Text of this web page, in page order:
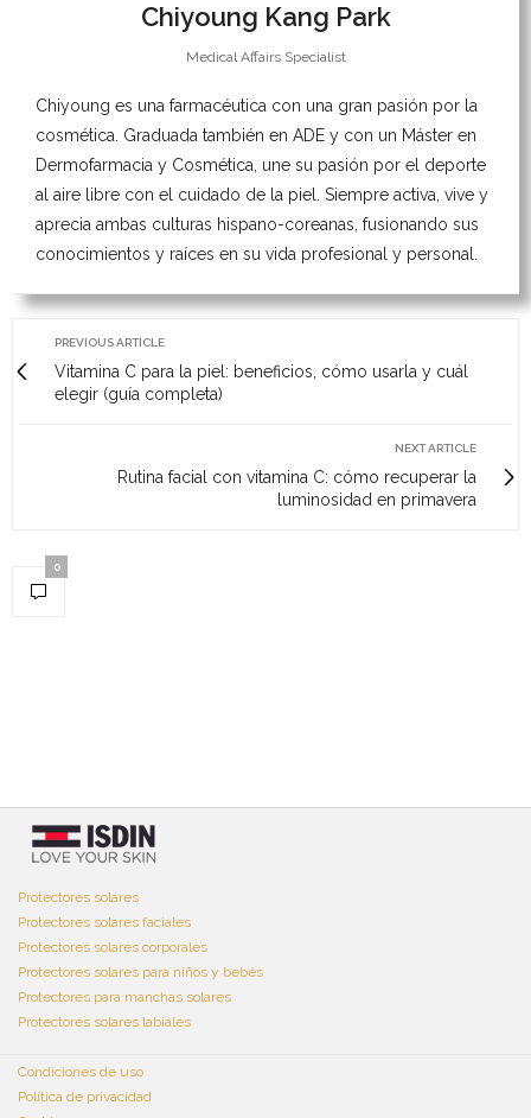
Chiyoung Kang Park
Medical Affairs Specialist
Chiyoung es una farmacéutica con una gran pasión por la
cosmética. Graduada también en ADE y con un Máster en
Dermofarmacia y Cosmética, une su pasión por el deporte
al aire libre con el cuidado de la piel. Siempre activa, vive y
aprecia ambas culturas hispano-coreanas, fusionando sus
conocimientos y raíces en su vida profesional y personal.
PREVIOUS ARTICLE
Vitamina C para la piel: beneficios, cómo usarla y cuál
elegir (guía completa)
NEXT ARTICLE
Rutina facial con vitamina C: cómo recuperar la
luminosidad en primavera
0
Protectores solares
Protectores solares faciales
Protectores solares corporales
Protectores solares para niños y bebés
Protectores para manchas solares
Protectores solares labiales
Condiciones de uso
Política de privacidad